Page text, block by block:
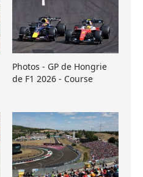
Photos - GP de Hongrie
de F1 2026 - Course